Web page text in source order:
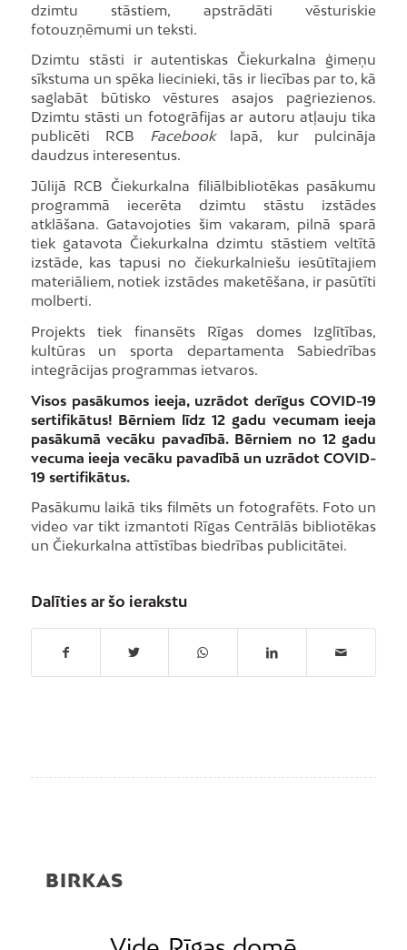
dzimtu stāstiem, apstrādāti vēsturiskie
fotouzņēmumi un teksti.
Dzimtu stāsti ir autentiskas Čiekurkalna ģimeņu
sīkstuma un spēka liecinieki, tās ir liecības par to, kā
saglabāt būtisko vēstures asajos pagriezienos.
Dzimtu stāsti un fotogrāfijas ar autoru atļauju tika
publicēti RCB
Facebooklapā, kur pulcināja
daudzus interesentus.
Jūlijā RCB Čiekurkalna filiālbibliotēkas pasākumu
programmā iecerēta dzimtu stāstu izstādes
atklāšana. Gatavojoties šim vakaram, pilnā sparā
tiek gatavota Čiekurkalna dzimtu stāstiem veltītā
izstāde, kas tapusi no čiekurkalniešu iesūtītajiem
materiāliem, notiek izstādes maketēšana, ir pasūtīti
molberti.
Projekts tiek finansēts Rīgas domes Izglītības,
kultūras un sporta departamenta Sabiedrības
integrācijas programmas ietvaros.
Visos pasākumos ieeja, uzrādot derīgus COVID-19
sertifikātus! Bērniem līdz 12 gadu vecumam ieeja
pasākumā vecāku pavadībā. Bērniem no 12 gadu
vecuma ieeja vecāku pavadībā un uzrādot COVID-
19 sertifikātus.
Pasākumu laikā tiks filmēts un fotografēts. Foto un
video var tikt izmantoti Rīgas Centrālās bibliotēkas
un Čiekurkalna attīstības biedrības publicitātei.
Dalīties ar šo ierakstu
BIRKAS